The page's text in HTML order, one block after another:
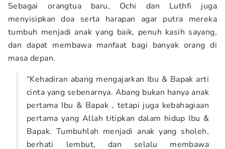
Sebagai orangtua baru, Ochi dan Luthfi juga
menyisipkan doa serta harapan agar putra mereka
tumbuh menjadi anak yang baik, penuh kasih sayang,
dan dapat membawa manfaat bagi banyak orang di
masa depan.
“Kehadiran abang mengajarkan Ibu & Bapak arti
cinta yang sebenarnya. Abang bukan hanya anak
pertama Ibu & Bapak , tetapi juga kebahagiaan
pertama yang Allah titipkan dalam hidup Ibu &
Bapak. Tumbuhlah menjadi anak yang sholeh,
berhati lembut, dan selalu membawa